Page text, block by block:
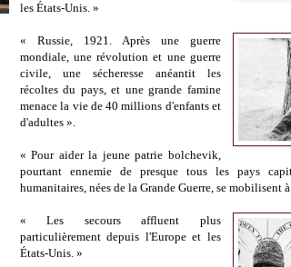
les États-Unis. »
« Russie, 1921. Après une guerre
mondiale, une révolution et une guerre
civile, une sécheresse anéantit les
récoltes du pays, et une grande famine
menace la vie de 40 millions d'enfants et
d'adultes ».
« Pour aider la jeune patrie bolchevik,
pourtant ennemie de presque tous les pays
humanitaires, nées de la Grande Guerre, se mobilisent
« Les secours affluent plus
particulièrement depuis l'Europe et les
États-Unis. »